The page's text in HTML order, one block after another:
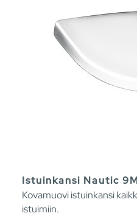
Istuinkansi Nautic
Kovamuovi istuinkansi
istuimiin.